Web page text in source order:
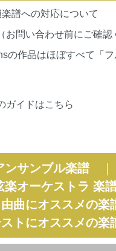
譜への対応について
問い合わせ前にご確認
作品はほぼすべて「
ガイドはこちら
ンサンブル楽譜
楽オーケストラ 楽
曲にオススメの楽
トにオススメの楽